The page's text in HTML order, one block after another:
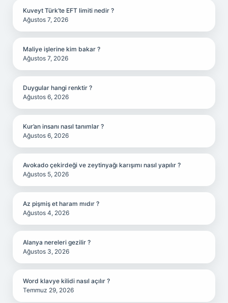
Kuveyt Türk’te EFT limiti nedir ?
Ağustos 7, 2026
Maliye işlerine kim bakar ?
Ağustos 7, 2026
Duygular hangi renktir ?
Ağustos 6, 2026
Kur’an insanı nasıl tanımlar ?
Ağustos 6, 2026
Avokado çekirdeği ve zeytinyağı karışımı nasıl yapılır ?
Ağustos 5, 2026
Az pişmiş et haram mıdır ?
Ağustos 4, 2026
Alanya nereleri gezilir ?
Ağustos 3, 2026
Word klavye kilidi nasıl açılır ?
Temmuz 29, 2026